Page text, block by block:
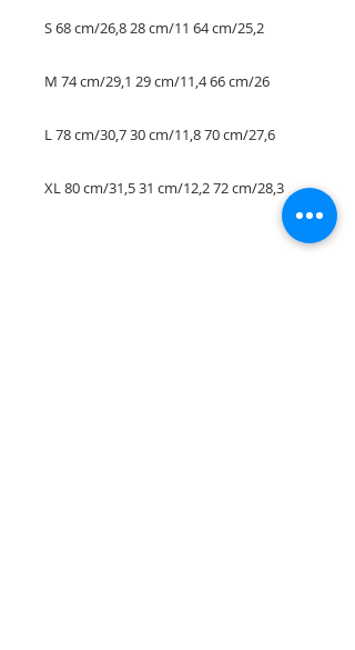
S 68 cm/26,8 28 cm/11 64 cm/25,2
M 74 cm/29,1 29 cm/11,4 66 cm/26
L 78 cm/30,7 30 cm/11,8 70 cm/27,6
XL 80 cm/31,5 31 cm/12,2 72 cm/28,3